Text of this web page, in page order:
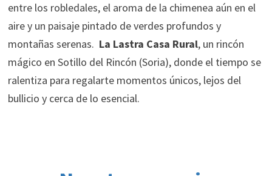
entre los robledales, el aroma de la chimenea aún en el
aire y un paisaje pintado de verdes profundos y
montañas serenas. La Lastra Casa Rural, un rincón
mágico en Sotillo del Rincón (Soria), donde el tiempo se
ralentiza para regalarte momentos únicos, lejos del
bullicio y cerca de lo esencial.